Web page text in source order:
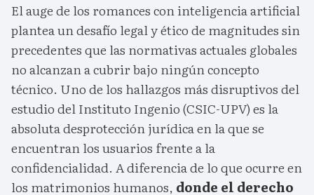
El auge de los romances con inteligencia artificial
plantea un desafío legal y ético de magnitudes sin
precedentes que las normativas actuales globales
no alcanzan a cubrir bajo ningún concepto
técnico. Uno de los hallazgos más disruptivos del
estudio del Instituto Ingenio (CSIC-UPV) es la
absoluta desprotección jurídica en la que se
encuentran los usuarios frente a la
confidencialidad. A diferencia de lo que ocurre en
los matrimonios humanos, donde el derecho